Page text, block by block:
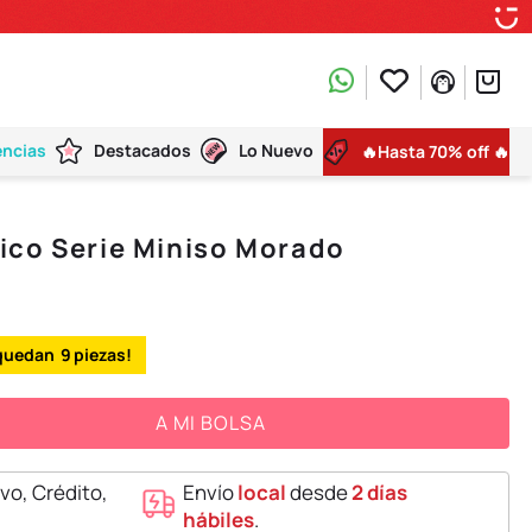
Destacados Lo Nuevo 🔥Hasta 70% off 🔥
Serie Miniso Morado
9
A MI BOLSA
Crédito,
Envíolocaldesde2 días
hábiles.